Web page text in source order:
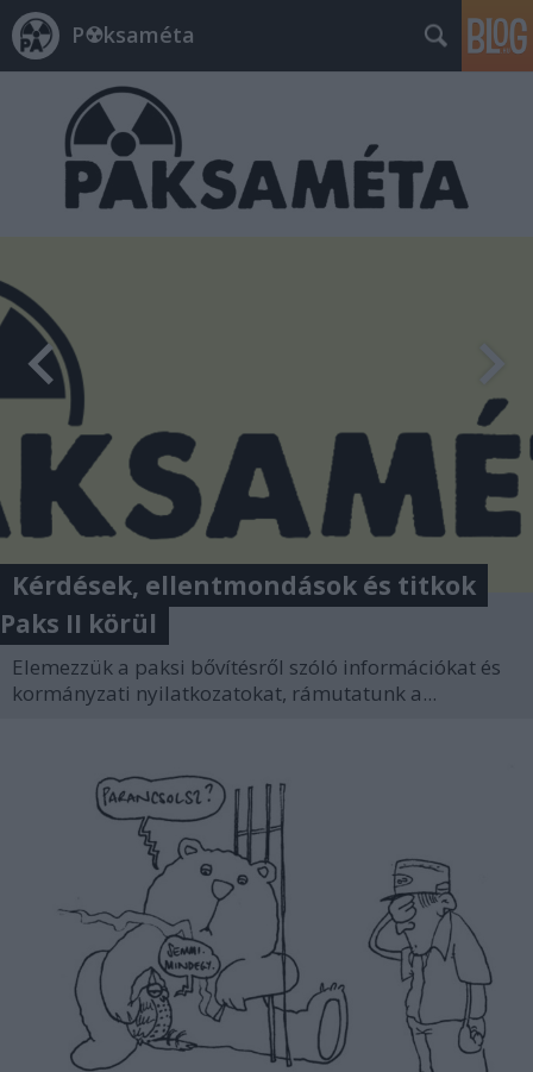
P☢ksaméta
Kérdések, ellentmondások és titkok
Paks II körül
Elemezzük a paksi bővítésről szóló információkat és
kormányzati nyilatkozatokat, rámutatunk a...